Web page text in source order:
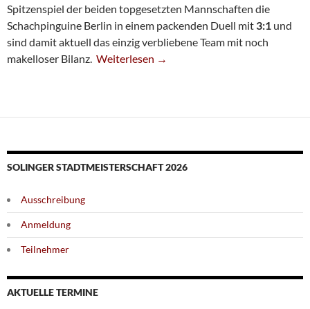
Spitzenspiel der beiden topgesetzten Mannschaften die
Schachpinguine Berlin in einem packenden Duell mit 3:1 und
sind damit aktuell das einzig verbliebene Team mit noch
makelloser Bilanz. Tabellenführung Zur Turnierhalbzeit Bei Der
Weiterlesen →
SOLINGER STADTMEISTERSCHAFT 2026
Ausschreibung
Anmeldung
Teilnehmer
AKTUELLE TERMINE